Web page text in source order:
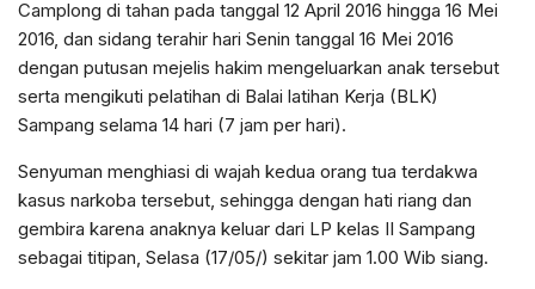
Camplong di tahan pada tanggal 12 April 2016 hingga 16 Mei
2016, dan sidang terahir hari Senin tanggal 16 Mei 2016
dengan putusan mejelis hakim mengeluarkan anak tersebut
serta mengikuti pelatihan di Balai latihan Kerja (BLK)
Sampang selama 14 hari (7 jam per hari).
Senyuman menghiasi di wajah kedua orang tua terdakwa
kasus narkoba tersebut, sehingga dengan hati riang dan
gembira karena anaknya keluar dari LP kelas II Sampang
sebagai titipan, Selasa (17/05/) sekitar jam 1.00 Wib siang.